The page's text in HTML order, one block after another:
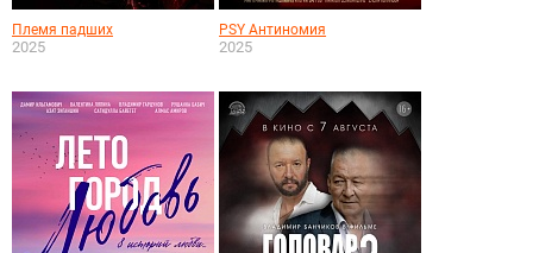
Племя падших
2025
PSY Антиномия
2025